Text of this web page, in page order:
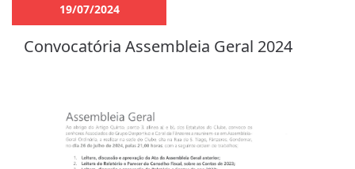
19/07/2024
Convocatória Assembleia Geral 2024